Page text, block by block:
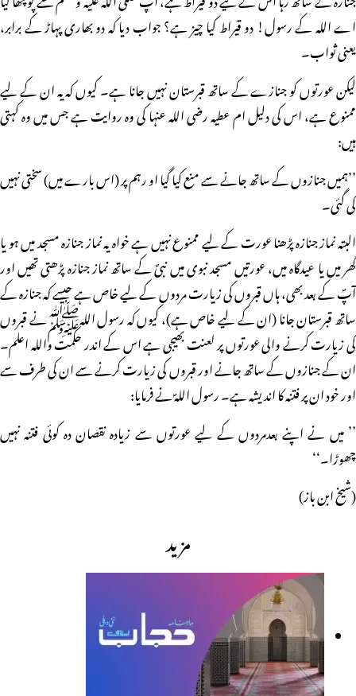
اے اللہ کے رسول! دو قیراط کیا چیز ہے؟ جواب دیا کہ دو بھاری پہاڑ کے برابر،
یعنی ثواب۔
لیکن عورتوں کو جنازے کے ساتھ قبرستان نہیں جانا ہے۔ کیوں کہ یہ ان کے لیے
ممنوع ہے، اس کی دلیل ام عطیہ رضی اللہ عنہا کی وہ روایت ہے جس میں وہ کہتی
ہیں:
’’ہمیں جنازوں کے ساتھ جانے سے منع کیا گیا او رہم پر (اس بارے میں) سختی نہیں
کی گئی۔
البتہ نماز جنازہ پڑھنا عورت کے لیے ممنوع نہیں ہے خواہ یہ نماز جنازہ مسجد میں ہو یا
گھر میں یا عیدگاہ میں، عورتیں مسجد نبوی میں نبیؐ کے ساتھ نماز جنازہ پڑھتی تھیں اور
آپؐ کے بعد بھی، ہاں قبروں کی زیارت مردوں کے لیے خاص ہے جیسے کہ جنازہ کے
ساتھ قبرستان جانا (ان کے لیے خاص ہے)، کیوں کہ رسول اللہﷺنے قبروں
کی زیارت کرنے والی عورتوں پر لعنت بھیجی ہے اس کے اندر حکمت واللہ اعلم۔
ان کے جنازوں کے ساتھ جانے اور قبروں کی زیارت کرنے سے ان کی طرف سے
اور خود ان پر فتنہ کا اندیشہ ہے۔ رسول اللہؐ نے فرمایا:
’’ میں نے اپنے بعدمردوں کے لیے عورتوں سے زیادہ نقصان دہ کوئی فتنہ نہیں
چھوڑا۔‘‘
(شیخ ابن باز)
مزید